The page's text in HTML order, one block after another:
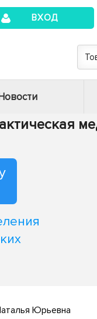
ВХОД
Юрьевна